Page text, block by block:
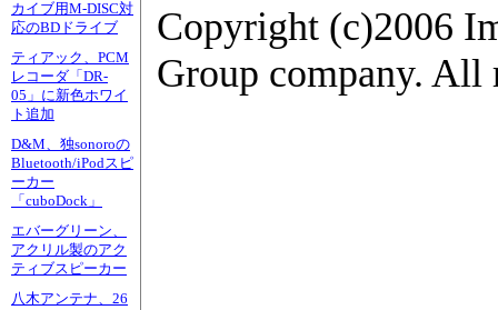
カイブ用M-DISC対
応のBDドライブ
ティアック、PCM
レコーダ「DR-
05」に新色ホワイ
ト追加
D&M、独sonoroの
Bluetooth/iPodスピ
ーカー
「cuboDock」
エバーグリーン、
アクリル製のアク
ティブスピーカー
八木アンテナ、26
Copyright (c)2006
Group company. All